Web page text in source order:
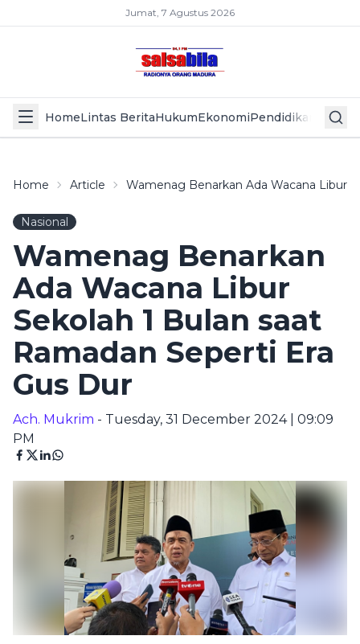
Jumat, 7 Agustus 2026
HomeLintas BeritaHukumEkonomiPendidikan Politik
Home Article Wamenag Benarkan Ada Wacana Libur
Nasional
Wamenag Benarkan
Ada Wacana Libur
Sekolah 1 Bulan saat
Ramadan Seperti Era
Gus Dur
Ach. Mukrim - Tuesday, 31 December 2024 | 09:09
PM